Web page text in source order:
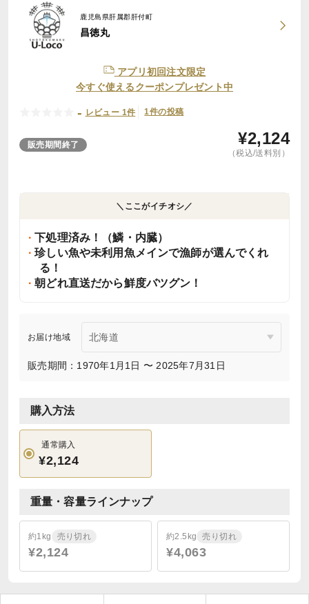
鹿児島県肝属郡肝付町
昌徳丸
アプリ初回注文限定
今すぐ使えるクーポンプレゼント中
- レビュー 1件 1件の投稿
販売期間終了 ¥2,124
（税込/送料別）
＼ここがイチオシ／
下処理済み！（鱗・内臓）
珍しい魚や未利用魚メインで漁師が選んでくれ
る！
朝どれ直送だから鮮度バツグン！
お届け地域
販売期間：1970年1月1日 〜 2025年7月31日
購入方法
通常購入
¥2,124
重量・容量ラインナップ
約1kg 売り切れ
¥2,124
約2.5kg 売り切れ
¥4,063